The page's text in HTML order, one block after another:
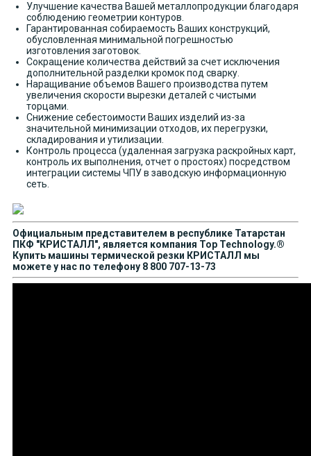
Улучшение качества Вашей металлопродукции благодаря
соблюдению геометрии контуров.
Гарантированная собираемость Ваших конструкций,
обусловленная минимальной погрешностью
изготовления заготовок.
Сокращение количества действий за счет исключения
дополнительной разделки кромок под сварку.
Наращивание объемов Вашего производства путем
увеличения скорости вырезки деталей с чистыми
торцами.
Снижение себестоимости Ваших изделий из-за
значительной минимизации отходов, их перегрузки,
складирования и утилизации.
Контроль процесса (удаленная загрузка раскройных карт,
контроль их выполнения, отчет о простоях) посредством
интеграции системы ЧПУ в заводскую информационную
сеть.
Официальным представителем в республике Татарстан
ПКФ "КРИСТАЛЛ", является компания Top Technology.®
Купить машины термической резки КРИСТАЛЛ мы
можете у нас по телефону 8 800 707-13-73